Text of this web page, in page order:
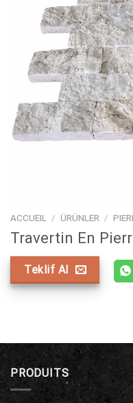
ACCUEIL / ÜRÜNLER /
Travertin En
Teklif Al
PRODUITS